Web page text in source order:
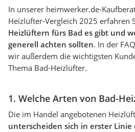
In unserer heimwerker.de-
Heizlüfter-Vergleich 2025 erfahren
Heizlüftern fürs Bad es gibt und
generell achten sollten. In der
wir außerdem die wichtigsten
Thema Bad-Heizlüfter.
1. Welche Arten von Bad-
Die im Handel angebotenen
unterscheiden sich in erster Linie